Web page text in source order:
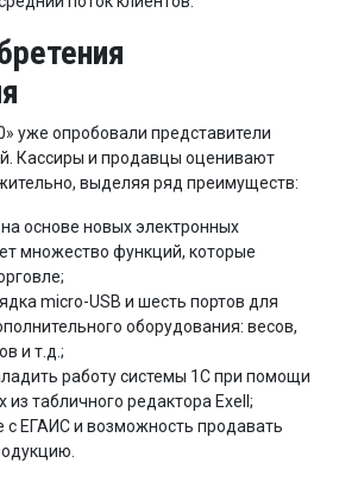
уже опробовали представители
Кассиры и продавцы оценивают
выделяя ряд преимуществ:
основе новых электронных
множество функций, которые
micro-USB и шесть портов для
оборудования: весов,
и т.д.;
работу системы 1С при помощи
из табличного редактора Exell;
с ЕГАИС и возможность продавать